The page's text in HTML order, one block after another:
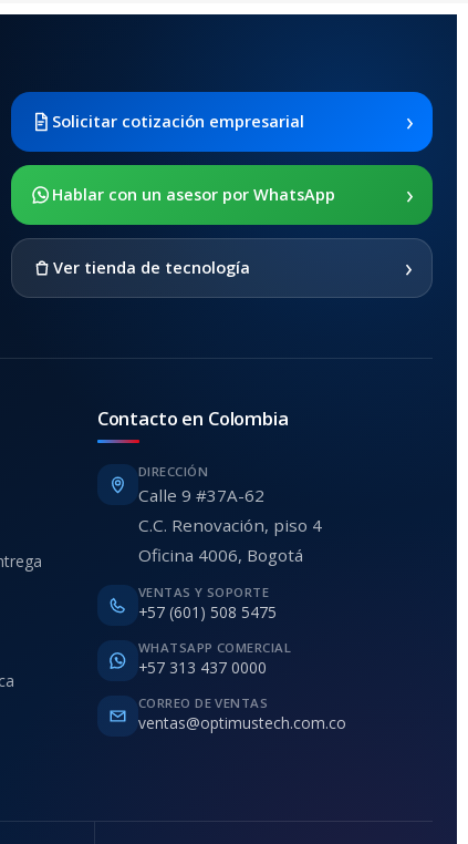
Solicitar cotización empresarial ›
Hablar con un asesor por WhatsApp ›
Ver tienda de tecnología ›
Contacto en Colombia
DIRECCIÓN
Calle 9 #37A-62
C.C. Renovación, piso 4
Oficina 4006, Bogotá
VENTAS Y SOPORTE
+57 (601) 508 5475
WHATSAPP COMERCIAL
+57 313 437 0000
CORREO DE VENTAS
ventas@optimustech.com.co